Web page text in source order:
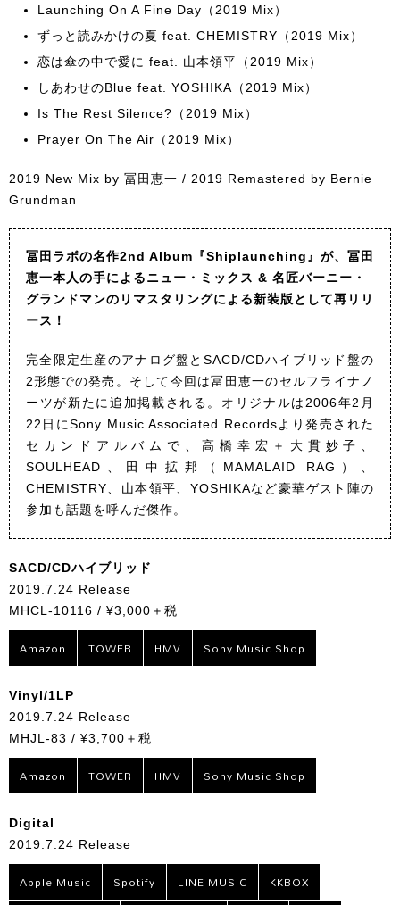
Launching On A Fine Day（2019 Mix）
ずっと読みかけの夏 feat. CHEMISTRY（2019 Mix）
恋は傘の中で愛に feat. 山本領平（2019 Mix）
しあわせのBlue feat. YOSHIKA（2019 Mix）
Is The Rest Silence?（2019 Mix）
Prayer On The Air（2019 Mix）
2019 New Mix by 冨田恵一 / 2019 Remastered by Bernie
Grundman
冨田ラボの名作2nd Album『Shiplaunching』が、冨田
恵一本人の手によるニュー・ミックス & 名匠バーニー・
グランドマンのリマスタリングによる新装版として再リリ
ース！
完全限定生産のアナログ盤とSACD/CDハイブリッド盤の
2形態での発売。そして今回は冨田恵一のセルフライナノ
ーツが新たに追加掲載される。オリジナルは2006年2月
22日にSony Music Associated Recordsより発売された
セカンドアルバムで、高橋幸宏＋大貫妙子、
SOULHEAD、田中拡邦（MAMALAID RAG）、
CHEMISTRY、山本領平、YOSHIKAなど豪華ゲスト陣の
参加も話題を呼んだ傑作。
SACD/CDハイブリッド
2019.7.24 Release
MHCL-10116 / ¥3,000＋税
Amazon TOWER HMV Sony Music Shop
Vinyl/1LP
2019.7.24 Release
MHJL-83 / ¥3,700＋税
Amazon TOWER HMV Sony Music Shop
Digital
2019.7.24 Release
Apple Music Spotify LINE MUSIC
KKBOX